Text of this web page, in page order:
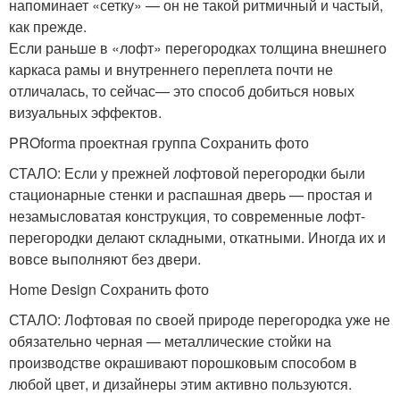
напоминает «сетку» — он не такой ритмичный и частый,
как прежде.
Если раньше в «лофт» перегородках толщина внешнего
каркаса рамы и внутреннего переплета почти не
отличалась, то сейчас— это способ добиться новых
визуальных эффектов.
PROforma проектная группа Сохранить фото
СТАЛО: Если у прежней лофтовой перегородки были
стационарные стенки и распашная дверь — простая и
незамысловатая конструкция, то современные лофт-
перегородки делают складными, откатными. Иногда их и
вовсе выполняют без двери.
Home Design Сохранить фото
СТАЛО: Лофтовая по своей природе перегородка уже не
обязательно черная — металлические стойки на
производстве окрашивают порошковым способом в
любой цвет, и дизайнеры этим активно пользуются.